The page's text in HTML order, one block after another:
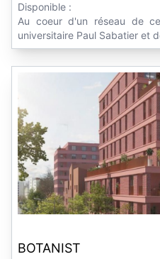
Disponible :
Au coeur d'un réseau de
universitaire Paul Sabatier et
BOTANIST